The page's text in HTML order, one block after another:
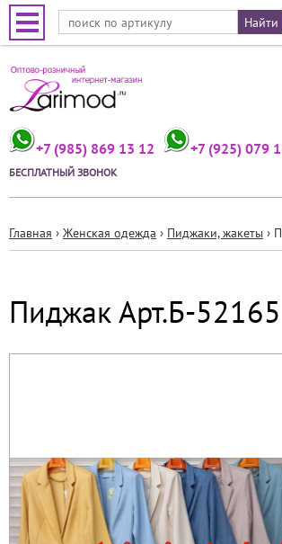
Jump to navigation
+7 (985) 869 13 12 +7 (925) 079
БЕСПЛАТНЫЙ ЗВОНОК
здесь
Главная › Женская одежда › Пиджаки, жакеты ›
Пиджак Арт.Б-52165